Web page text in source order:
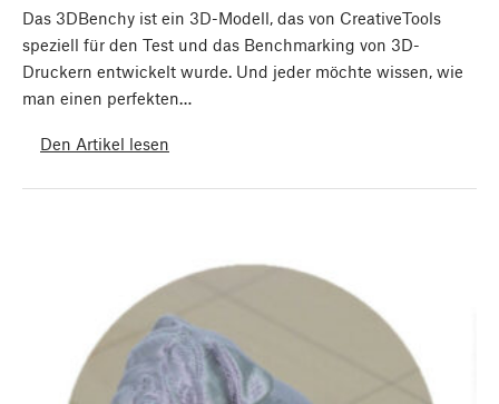
Das 3DBenchy ist ein 3D-Modell, das von CreativeTools
speziell für den Test und das Benchmarking von 3D-
Druckern entwickelt wurde. Und jeder möchte wissen, wie
man einen perfekten…
Den Artikel lesen